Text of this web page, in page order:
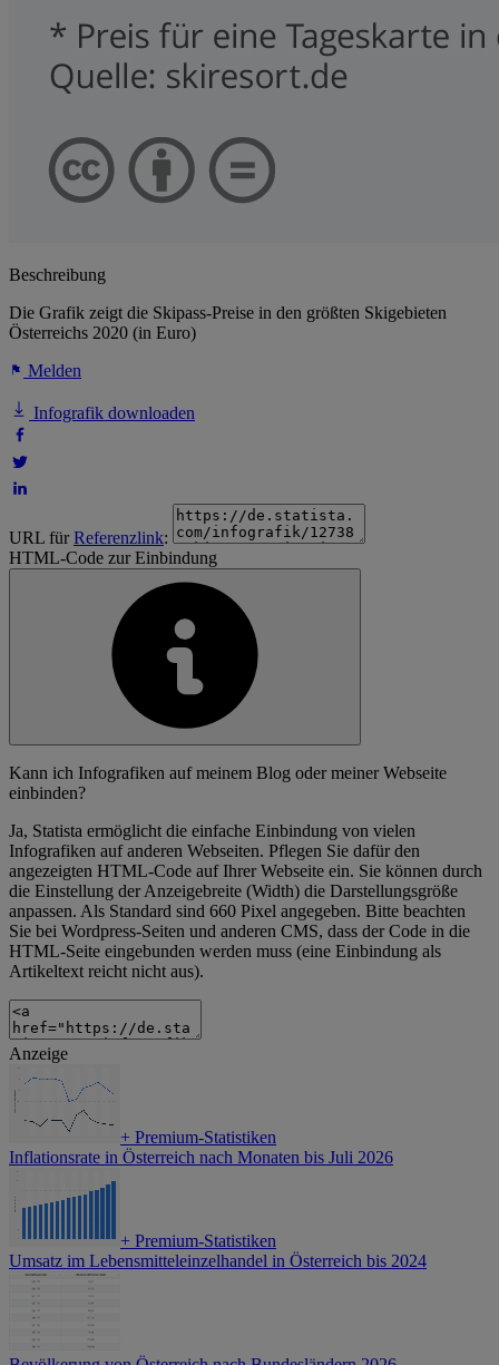
Beschreibung
Die Grafik zeigt die Skipass-Preise in den größten Skigebieten
Österreichs 2020 (in Euro)
Melden
Infografik downloaden
URL fürReferenzlink:
HTML-Code zur Einbindung
Kann ich Infografiken auf meinem Blog oder meiner Webseite
einbinden?
Ja, Statista ermöglicht die einfache Einbindung von vielen
Infografiken auf anderen Webseiten. Pflegen Sie dafür den
angezeigten HTML-Code auf Ihrer Webseite ein. Sie können durch
die Einstellung der Anzeigebreite (Width) die Darstellungsgröße
anpassen. Als Standard sind 660 Pixel angegeben. Bitte beachten
Sie bei Wordpress-Seiten und anderen CMS, dass der Code in die
HTML-Seite eingebunden werden muss (eine Einbindung als
Artikeltext reicht nicht aus).
Anzeige
+ Premium-Statistiken
Inflationsrate in Österreich nach Monaten bis Juli 2026
+ Premium-Statistiken
Umsatz im Lebensmitteleinzelhandel in Österreich bis 2024